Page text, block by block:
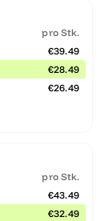
pro Stk.
€39.49
€28.49
€26.49
pro Stk.
€43.49
€32.49